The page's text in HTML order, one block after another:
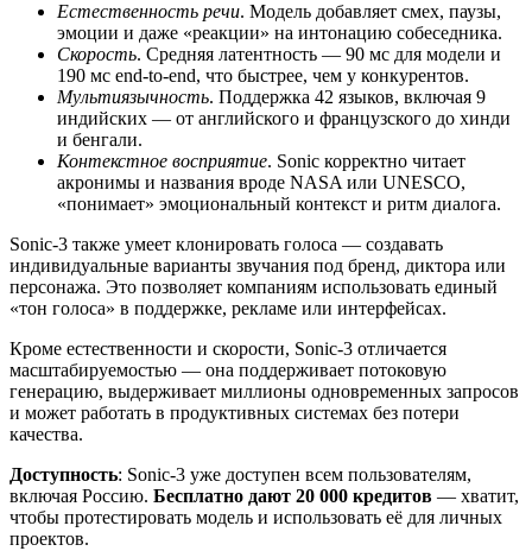
Естественность речи. Модель добавляет смех, паузы,
эмоции и даже «реакции» на интонацию собеседника.
Скорость. Средняя латентность — 90 мс для модели и
190 мс end-to-end, что быстрее, чем у конкурентов.
Мультиязычность. Поддержка 42 языков, включая 9
индийских — от английского и французского до хинди
и бенгали.
Контекстное восприятие. Sonic корректно читает
акронимы и названия вроде NASA или UNESCO,
«понимает» эмоциональный контекст и ритм диалога.
Sonic-3 также умеет клонировать голоса — создавать
индивидуальные варианты звучания под бренд, диктора или
персонажа. Это позволяет компаниям использовать единый
«тон голоса» в поддержке, рекламе или интерфейсах.
Кроме естественности и скорости, Sonic-3 отличается
масштабируемостью — она поддерживает потоковую
генерацию, выдерживает миллионы одновременных запросов
и может работать в продуктивных системах без потери
качества.
Доступность: Sonic-3 уже доступен всем пользователям,
включая Россию. Бесплатно дают 20 000 кредитов — хватит,
чтобы протестировать модель и использовать её для личных
проектов.